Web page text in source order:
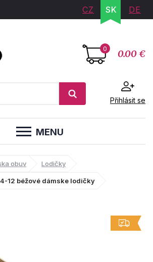
CZ SK DE
0 0.00 €
Přihlásit se
MENU
obuv Lodičky
12 béžové dámske lodičky